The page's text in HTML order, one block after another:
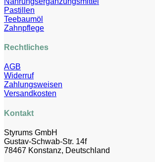
Pastillen
Teebaumöl
Zahnpflege
Rechtliches
AGB
Widerruf
Zahlungsweisen
Versandkosten
Kontakt
Styrums GmbH
Gustav-Schwab-Str. 14f
78467 Konstanz, Deutschland